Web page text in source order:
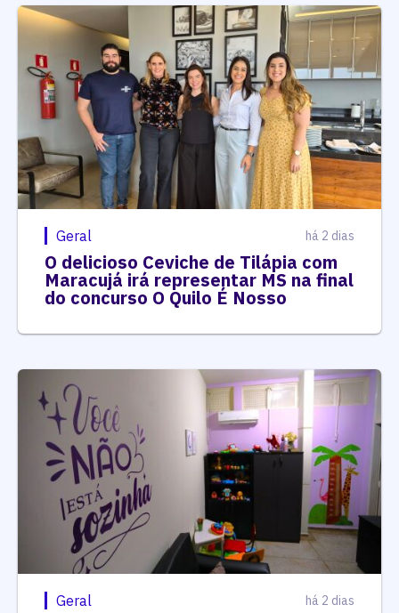
Geral há 2 dias
O delicioso Ceviche de Tilápia com
Maracujá irá representar MS na final
do concurso O Quilo É Nosso
Geral há 2 dias